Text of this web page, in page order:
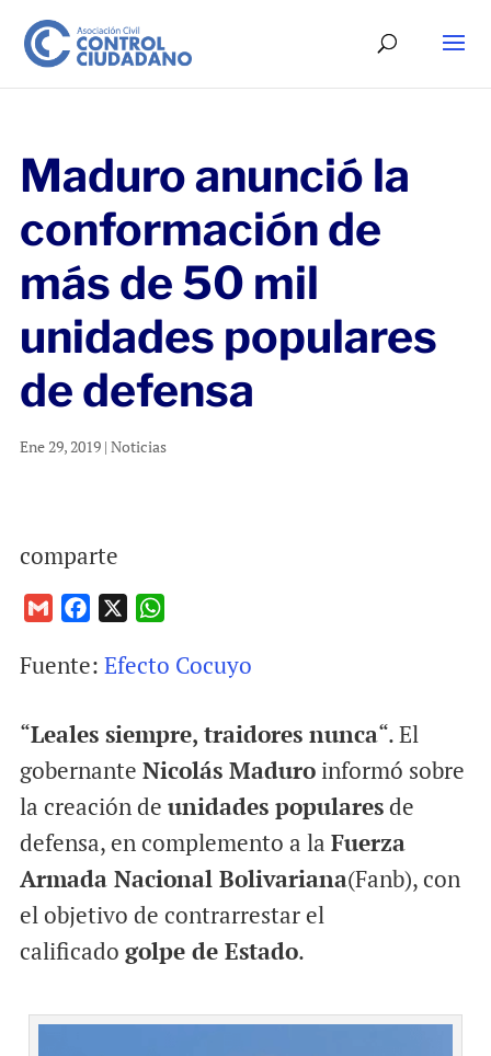
Maduro anunció la
conformación de
más de 50 mil
unidades populares
de defensa
Ene 29, 2019| Noticias
comparte
a
c
o
o
k
a
A
p
p
Fuente: Efecto Cocuyo
“Leales siempre, traidores nunca“. El
gobernante Nicolás Maduroinformó sobre
la creación de unidades popularesde
defensa, en complemento a la Fuerza
Armada Nacional Bolivariana(Fanb), con
el objetivo de contrarrestar el
calificado golpe de Estado.